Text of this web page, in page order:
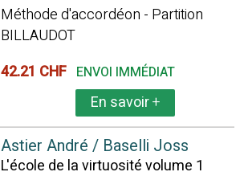
Méthode d'accordéon - Partition
BILLAUDOT
42.21 CHF ENVOI IMMÉDIAT
En savoir+
Astier André / Baselli Joss
L'école de la virtuosité volume 1